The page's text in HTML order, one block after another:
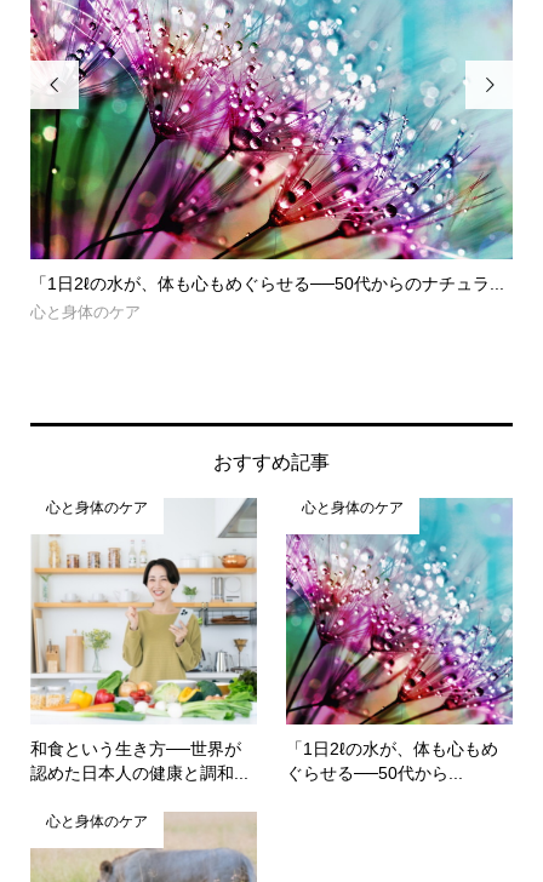

「1日2ℓの水が、体も心もめぐらせる──50代からのナチュラ...
心と身体のケア

おすすめ記事
心と身体のケア
和食という生き方──世界が
認めた日本人の健康と調和...
心と身体のケア
「1日2ℓの水が、体も心もめ
ぐらせる──50代から...
心と身体のケア